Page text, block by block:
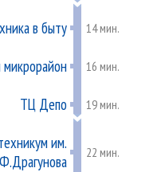
в быту 14 мин.
16 мин.
ТЦ Депо 19 мин.
им.
22 мин.